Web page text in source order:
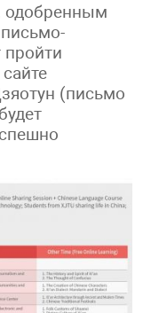
одобренным
пройти
(письмо